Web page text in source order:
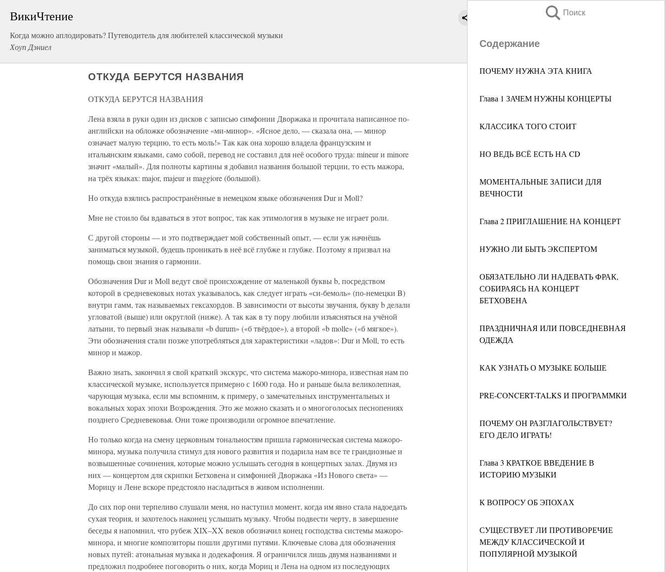
ВикиЧтение
Когда можно аплодировать? Путеводитель для любителей классической музыки
Хоуп Дэниел
Поиск
Содержание
ПОЧЕМУ НУЖНА ЭТА КНИГА
Глава 1 ЗАЧЕМ НУЖНЫ КОНЦЕРТЫ
КЛАССИКА ТОГО СТОИТ
НО ВЕДЬ ВСЁ ЕСТЬ НА CD
МОМЕНТАЛЬНЫЕ ЗАПИСИ ДЛЯ
ВЕЧНОСТИ
Глава 2 ПРИГЛАШЕНИЕ НА КОНЦЕРТ
НУЖНО ЛИ БЫТЬ ЭКСПЕРТОМ
ОБЯЗАТЕЛЬНО ЛИ НАДЕВАТЬ ФРАК,
СОБИРАЯСЬ НА КОНЦЕРТ
БЕТХОВЕНА
ПРАЗДНИЧНАЯ ИЛИ ПОВСЕДНЕВНАЯ
ОДЕЖДА
КАК УЗНАТЬ О МУЗЫКЕ БОЛЬШЕ
PRE-CONCERT-TALKS И ПРОГРАММКИ
ПОЧЕМУ ОН РАЗГЛАГОЛЬСТВУЕТ?
ЕГО ДЕЛО ИГРАТЬ!
Глава 3 КРАТКОЕ ВВЕДЕНИЕ В
ИСТОРИЮ МУЗЫКИ
К ВОПРОСУ ОБ ЭПОХАХ
СУЩЕСТВУЕТ ЛИ ПРОТИВОРЕЧИЕ
МЕЖДУ КЛАССИЧЕСКОЙ И
ПОПУЛЯРНОЙ МУЗЫКОЙ
ОТКУДА БЕРУТСЯ НАЗВАНИЯ
ОТКУДА БЕРУТСЯ НАЗВАНИЯ
Лена взяла в руки один из дисков с записью симфонии Дворжака и прочитала написанное по-
английски на обложке обозначение «ми-минор». «Ясное дело, — сказала она, — минор
означает малую терцию, то есть моль!» Так как она хорошо владела французским и
итальянским языками, само собой, перевод не составил для неё особого труда: mineur и minore
значит «малый». Для полноты картины я добавил названия большой терции, то есть мажора,
на трёх языках: major, majeur и maggiore (большой).
Но откуда взялись распространённые в немецком языке обозначения Dur и Moll?
Мне не стоило бы вдаваться в этот вопрос, так как этимология в музыке не играет роли.
С другой стороны — и это подтверждает мой собственный опыт, — если уж начнёшь
заниматься музыкой, будешь проникать в неё всё глубже и глубже. Поэтому я призвал на
помощь свои знания о гармонии.
Обозначения Dur и Moll ведут своё происхождение от маленькой буквы b, посредством
которой в средневековых нотах указывалось, как следует играть «си-бемоль» (по-немецки B)
внутри гамм, так называемых гексахордов. В зависимости от высоты звучания, букву b делали
угловатой (выше) или округлой (ниже). А так как в ту пору любили изъясняться на учёной
латыни, то первый знак называли «b durum» («б твёрдое»), а второй «b molle» («б мягкое»).
Эти обозначения стали позже употребляться для характеристики «ладов»: Dur и Moll, то есть
минор и мажор.
Важно знать, закончил я свой краткий экскурс, что система мажоро-минора, известная нам по
классической музыке, используется примерно с 1600 года. Но и раньше была великолепная,
чарующая музыка, если мы вспомним, к примеру, о замечательных инструментальных и
вокальных хорах эпохи Возрождения. Это же можно сказать и о многоголосых песнопениях
позднего Средневековья. Они тоже производили огромное впечатление.
Но только когда на смену церковным тональностям пришла гармоническая система мажоро-
минора, музыка получила стимул для нового развития и подарила нам все те грандиозные и
возвышенные сочинения, которые можно услышать сегодня в концертных залах. Двумя из
них — концертом для скрипки Бетховена и симфонией Дворжака «Из Нового света» —
Морицу и Лене вскоре предстояло насладиться в живом исполнении.
До сих пор они терпеливо слушали меня, но наступил момент, когда им явно стала надоедать
сухая теория, и захотелось наконец услышать музыку. Чтобы подвести черту, в завершение
беседы я напомнил, что рубеж XIX–XX веков обозначил конец господства системы мажоро-
минора, и многие композиторы пошли другими путями. Ключевые слова для обозначения
новых путей: атональная музыка и додекафония. Я ограничился лишь двумя названиями и
предложил подробнее поговорить о них, когда Мориц и Лена на одном из последующих